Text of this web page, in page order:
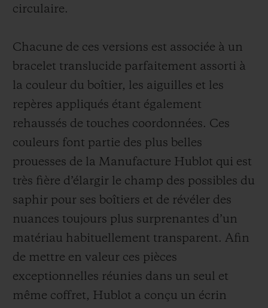
circulaire.
Chacune de ces versions est associée à un
bracelet translucide parfaitement assorti à
la couleur du boîtier, les aiguilles et les
repères appliqués étant également
rehaussés de touches coordonnées. Ces
couleurs font partie des plus belles
prouesses de la Manufacture Hublot qui est
très fière d’élargir le champ des possibles du
saphir pour ses boîtiers et de révéler des
nuances toujours plus surprenantes d’un
matériau habituellement transparent. Afin
de mettre en valeur ces pièces
exceptionnelles réunies dans un seul et
même coffret, Hublot a conçu un écrin